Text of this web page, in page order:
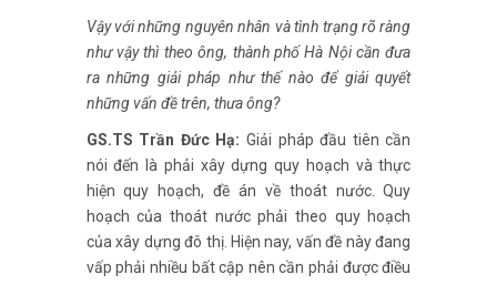
Vậy với những nguyên nhân và tình trạng rõ ràng
như vậy thì theo ông, thành phố Hà Nội cần đưa
ra những giải pháp như thế nào để giải quyết
những vấn đề trên, thưa ông?
GS.TS Trần Đức Hạ: Giải pháp đầu tiên cần
nói đến là phải xây dựng quy hoạch và thực
hiện quy hoạch, đề án về thoát nước. Quy
hoạch của thoát nước phải theo quy hoạch
của xây dựng đô thị. Hiện nay, vấn đề này đang
vấp phải nhiều bất cập nên cần phải được điều